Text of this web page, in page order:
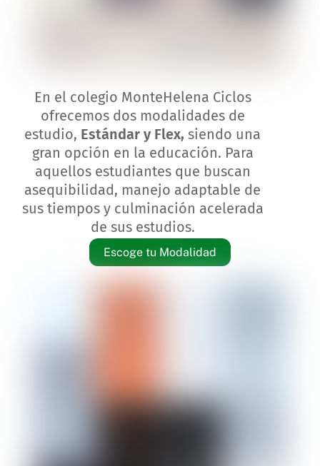
En el colegio MonteHelena Ciclos
ofrecemos dos modalidades de
estudio, Estándar y Flex, siendo una
gran opción en la educación. Para
aquellos estudiantes que buscan
asequibilidad, manejo adaptable de
sus tiempos y culminación acelerada
de sus estudios.
Escoge tu Modalidad